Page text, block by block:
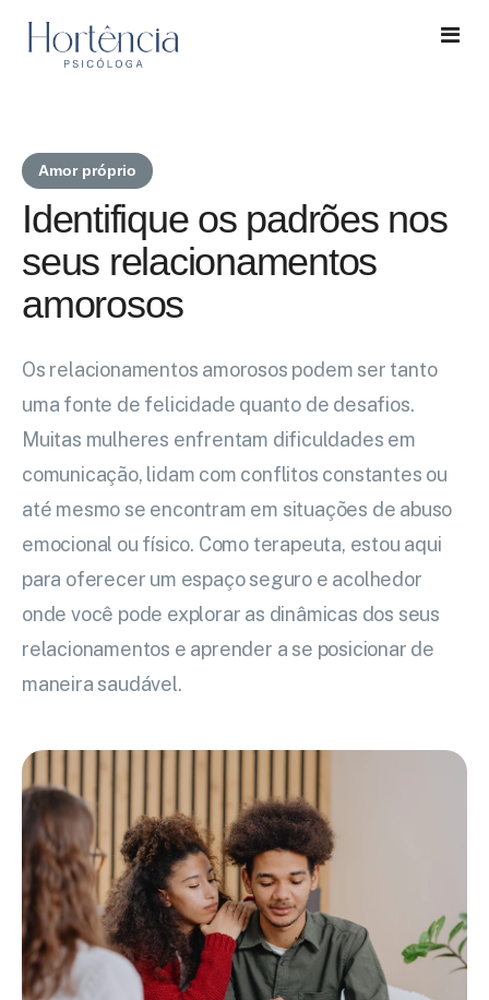
Sobre
Blog
Amor próprio
Identifique os padrões nos
seus relacionamentos
amorosos
Os relacionamentos amorosos podem ser tanto
uma fonte de felicidade quanto de desafios.
Muitas mulheres enfrentam dificuldades em
comunicação, lidam com conflitos constantes ou
até mesmo se encontram em situações de abuso
emocional ou físico. Como terapeuta, estou aqui
para oferecer um espaço seguro e acolhedor
onde você pode explorar as dinâmicas dos seus
relacionamentos e aprender a se posicionar de
maneira saudável.